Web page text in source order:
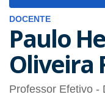
DOCENTE
Paulo
Oliveira
Professor Efetivo -